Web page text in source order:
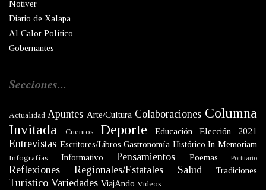
Notiver
Diario de Xalapa
Al Calor Político
Gobernantes
Secciones...
Actualidad Apuntes Arte/Cultura Colaboraciones Columna
Invitada
Cuentos Deporte Educación Elección 2021
Entrevistas Escritores/Libros Gastronomía Histórico In Memoriam
Infografías Informativo Pensamientos Poemas Portuario
Reflexiones Regionales/Estatales Salud Tradiciones
Turístico Variedades ViajAndo Videos